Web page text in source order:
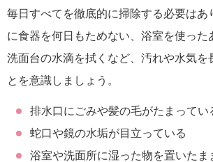
毎日すべてを徹底的に掃除する必要はあ
に食器を何日もためない、浴室を使った
洗面台の水滴を拭くなど、汚れや水気を
とを意識しましょう。
排水口にごみや髪の毛がたまってい
蛇口や鏡の水垢が目立っている
浴室や洗面所に湿った物を置いたま